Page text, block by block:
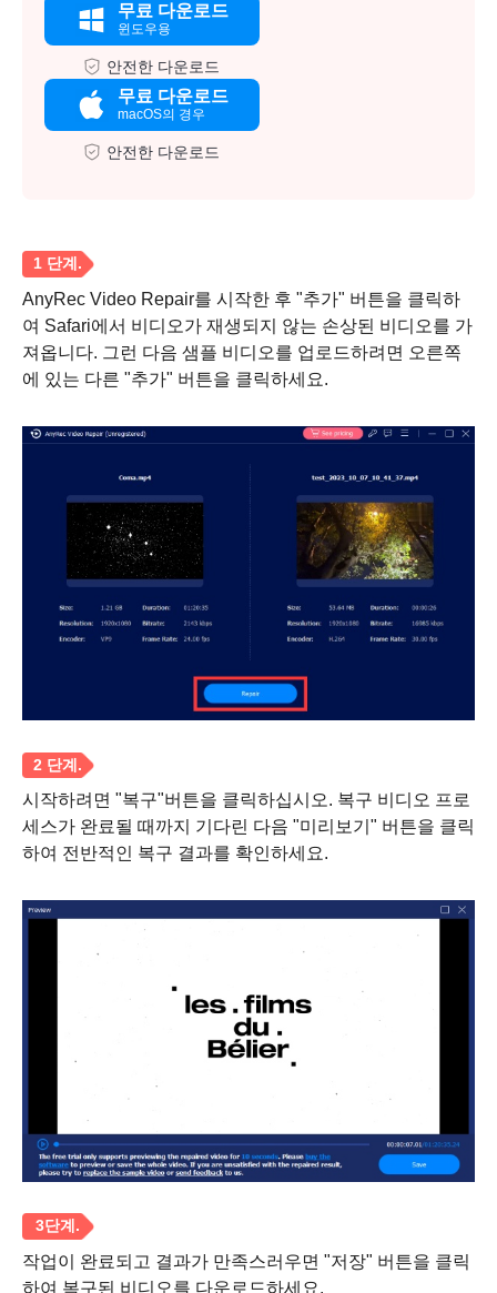
무료 다운로드
윈도우용
안전한 다운로드
무료 다운로드
macOS의 경우
안전한 다운로드
AnyRec Video Repair를 시작한 후 "추가" 버튼을 클릭하
여 Safari에서 비디오가 재생되지 않는 손상된 비디오를 가
져옵니다. 그런 다음 샘플 비디오를 업로드하려면 오른쪽
에 있는 다른 "추가" 버튼을 클릭하세요.
시작하려면 "복구"버튼을 클릭하십시오. 복구 비디오 프로
세스가 완료될 때까지 기다린 다음 "미리보기" 버튼을 클릭
하여 전반적인 복구 결과를 확인하세요.
작업이 완료되고 결과가 만족스러우면 "저장" 버튼을 클릭
하여 복구된 비디오를 다운로드하세요.